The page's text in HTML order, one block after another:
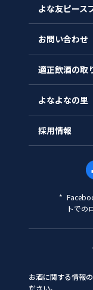
よな友ピース
お問い合わせ
適正飲酒の取
よなよなの里
採用情報
トでの
お酒に関する情報